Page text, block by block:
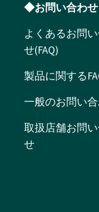
◆お問い合わせ
よくあるお問
せ(FAQ)
製品に関する
一般のお問い
取扱店舗お問
せ